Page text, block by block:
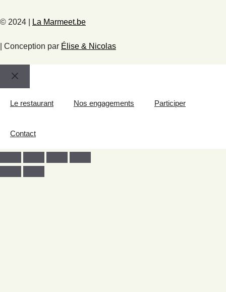
© 2024 | La Marmeet.be
| Conception par Élise & Nicolas
Le restaurant Nos engagements Participer
Contact